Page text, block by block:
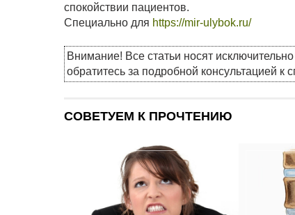
спокойствии пациентов.
Специально для https://mir-ulybok.ru/
Внимание! Все статьи носят
обратитесь за подробной консультацией к
СОВЕТУЕМ К ПРОЧТЕНИЮ